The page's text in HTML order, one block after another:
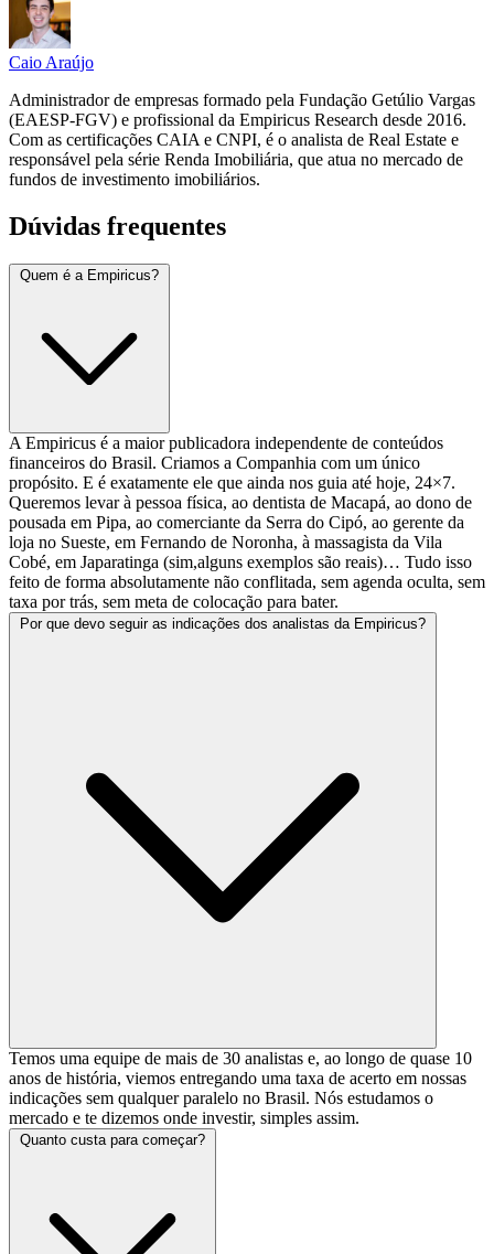
Caio Araújo
Administrador de empresas formado pela Fundação Getúlio Vargas
(EAESP-FGV) e profissional da Empiricus Research desde 2016.
Com as certificações CAIA e CNPI, é o analista de Real Estate e
responsável pela série Renda Imobiliária, que atua no mercado de
fundos de investimento imobiliários.
Dúvidas frequentes
Quem é a Empiricus?
A Empiricus é a maior publicadora independente de conteúdos
financeiros do Brasil. Criamos a Companhia com um único
propósito. E é exatamente ele que ainda nos guia até hoje, 24×7.
Queremos levar à pessoa física, ao dentista de Macapá, ao dono de
pousada em Pipa, ao comerciante da Serra do Cipó, ao gerente da
loja no Sueste, em Fernando de Noronha, à massagista da Vila
Cobé, em Japaratinga (sim,alguns exemplos são reais)… Tudo isso
feito de forma absolutamente não conflitada, sem agenda oculta, sem
taxa por trás, sem meta de colocação para bater.
Por que devo seguir as indicações dos analistas da Empiricus?
Temos uma equipe de mais de 30 analistas e, ao longo de quase 10
anos de história, viemos entregando uma taxa de acerto em nossas
indicações sem qualquer paralelo no Brasil. Nós estudamos o
mercado e te dizemos onde investir, simples assim.
Quanto custa para começar?